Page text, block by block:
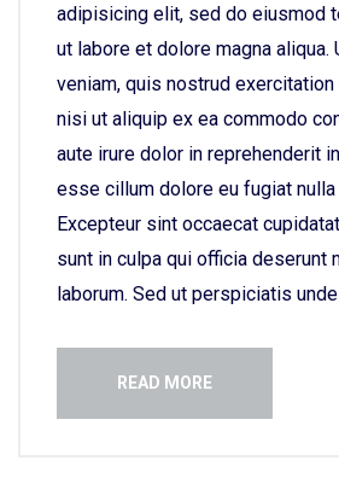
adipisicing elit, sed do eiusmod
ut labore et dolore magna aliqua.
veniam, quis nostrud
nisi ut aliquip ex ea commodo
aute irure dolor in reprehenderit
esse cillum dolore eu fugiat nulla
Excepteur sint occaecat
sunt in culpa qui officia deserunt
laborum. Sed ut perspiciatis
READ MORE